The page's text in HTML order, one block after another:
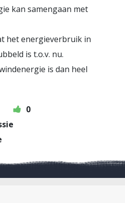
kan samengaan met
het energieverbruik in
is t.o.v. nu.
is dan heel
0